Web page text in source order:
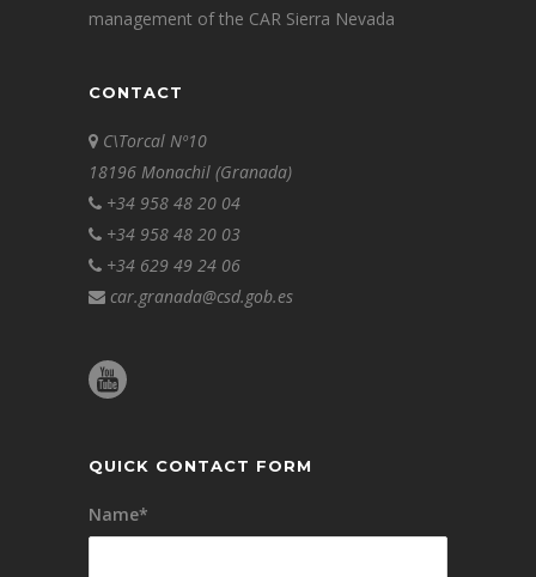
management of the CAR Sierra Nevada
CONTACT
C\Torcal Nº10
18196 Monachil (Granada)
+34 958 48 20 04
+34 958 48 20 03
+34 629 49 24 06
car.granada@csd.gob.es
QUICK CONTACT FORM
Name*